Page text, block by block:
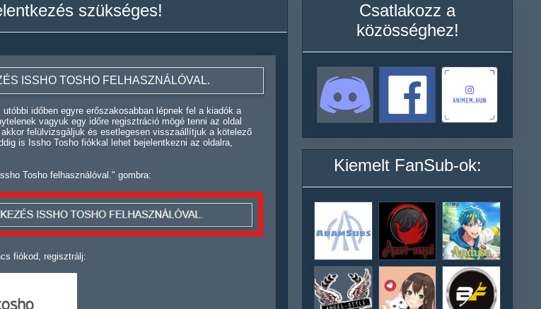
szükséges!
ISSHO TOSHO FELHASZNÁLÓVAL.
időben egyre erőszakosabban lépnek fel a kiadók a
vagyuk egy időre regisztráció mögé tenni az oldal
felülvizsgáljuk és esetlegesen visszaállítjuk a kötelező
is Issho Tosho fiókkal lehet bejelentkezni az oldalra,
Tosho felhasználóval." gombra:
fiókod, regisztrálj:
Csatlakozz a
közösséghez!
Kiemelt FanSub-ok: